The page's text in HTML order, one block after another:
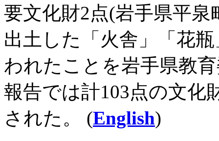
要文化財2点(岩手県平
出土した「火舎」「花
われたことを岩手県教
報告では計103点の文化
された。 (English)